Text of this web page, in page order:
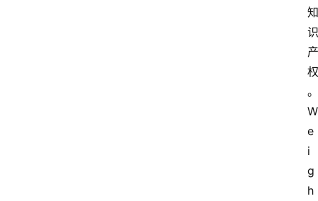
知
识
产
权
。
W
e
i
g
h